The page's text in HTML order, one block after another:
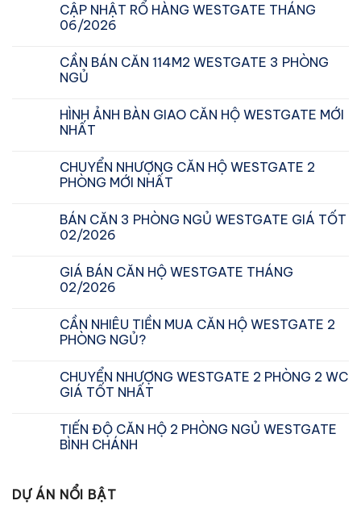
CẬP NHẬT RỔ HÀNG WESTGATE THÁNG
06/2026
CẦN BÁN CĂN 114M2 WESTGATE 3 PHÒNG
NGỦ
HÌNH ẢNH BÀN GIAO CĂN HỘ WESTGATE MỚI
NHẤT
CHUYỂN NHƯỢNG CĂN HỘ WESTGATE 2
PHÒNG MỚI NHẤT
BÁN CĂN 3 PHÒNG NGỦ WESTGATE GIÁ TỐT
02/2026
GIÁ BÁN CĂN HỘ WESTGATE THÁNG
02/2026
CẦN NHIÊU TIỀN MUA CĂN HỘ WESTGATE 2
PHÒNG NGỦ?
CHUYỂN NHƯỢNG WESTGATE 2 PHÒNG 2 WC
GIÁ TỐT NHẤT
TIẾN ĐỘ CĂN HỘ 2 PHÒNG NGỦ WESTGATE
BÌNH CHÁNH
DỰ ÁN NỔI BẬT